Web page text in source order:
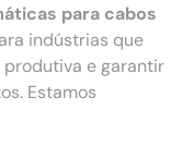
para cabos
indústrias que
e garantir
Estamos